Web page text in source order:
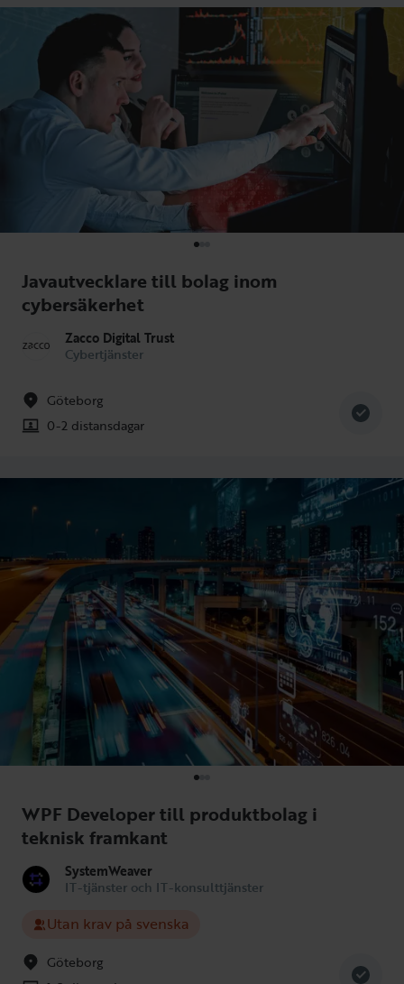
Javautvecklare till bolag inom
cybersäkerhet
Zacco Digital Trust
Cybertjänster
Göteborg
0-2 distansdagar
WPF Developer till produktbolag i
teknisk framkant
SystemWeaver
IT-tjänster och IT-konsulttjänster
Utan krav på svenska
Göteborg